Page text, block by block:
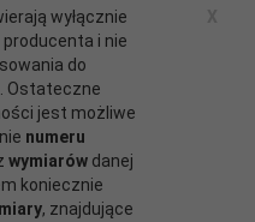
wyłącznie
i nie
do
Ostateczne
jest możliwe
numeru
wymiarówdanej
koniecznie
, znajdujące